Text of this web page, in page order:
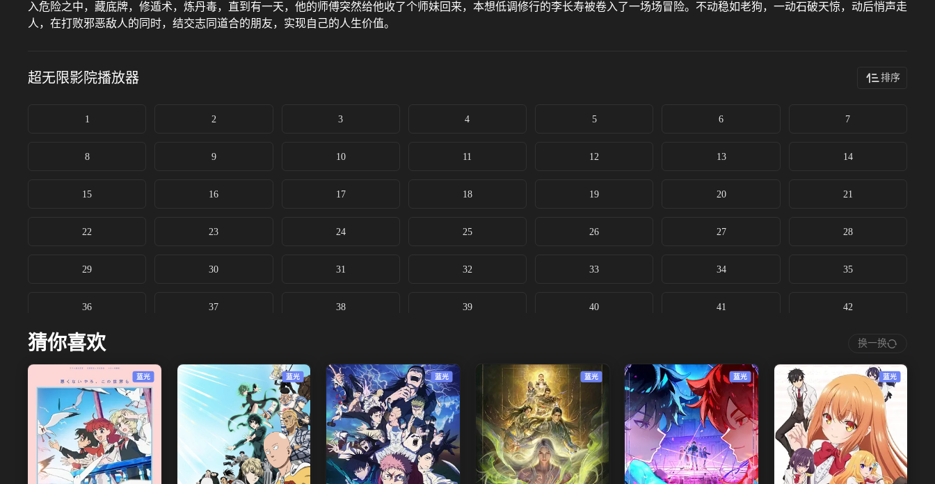
入危险之中，藏底牌，修遁术，炼丹毒，直到有一天，他的师傅突然给他收了个师妹回来，本想低调修行的李长寿被卷入了一场场冒险。不动稳如老狗，一动石破天惊，动后悄声走
人，在打败邪恶敌人的同时，结交志同道合的朋友，实现自己的人生价值。
超无限影院播放器 排序
1 2 3 4 5 6 7
8 9 10 11 12 13 14
15 16 17 18 19 20 21
22 23 24 25 26 27 28
29 30 31 32 33 34 35
36 37 38 39 40 41 42
43
50 51 52 54 55
57 58 59 61 62 63
64 66 68 69 70
猜你喜欢 换一换
蓝光 蓝光 蓝光 蓝光 蓝光 蓝光